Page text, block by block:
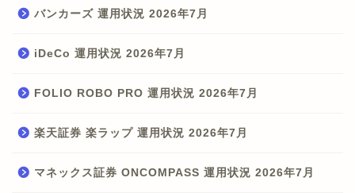
バンカーズ 運用状況 2026年7月
iDeCo 運用状況 2026年7月
FOLIO ROBO PRO 運用状況 2026年7月
楽天証券 楽ラップ 運用状況 2026年7月
マネックス証券 ONCOMPASS 運用状況 2026年7月